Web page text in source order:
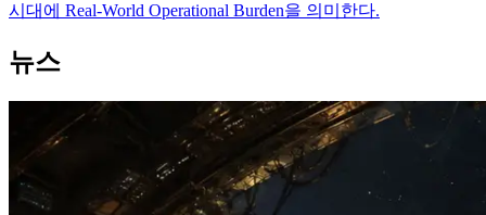
시대에 Real-World Operational Burden을 의미한다.
뉴스